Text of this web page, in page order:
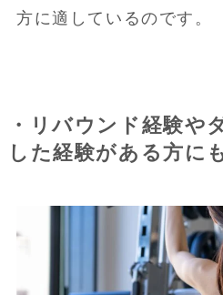
方に適しているのです。
・リバウンド経験や
した経験がある方に